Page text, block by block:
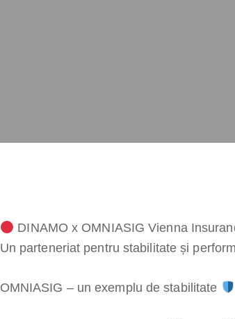
DINAMO x OMNIASIG Vienna
Un parteneriat pentru stabilitate și
OMNIASIG – un exemplu de stabilitate